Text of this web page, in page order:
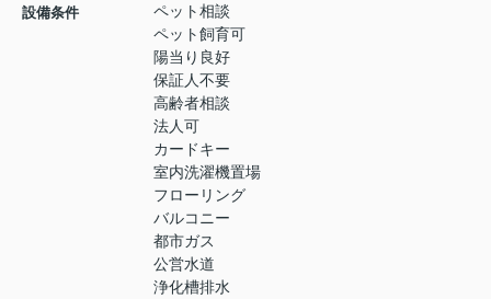
設備条件
ペット相談
ペット飼育可
陽当り良好
保証人不要
高齢者相談
法人可
カードキー
室内洗濯機置場
フローリング
バルコニー
都市ガス
公営水道
浄化槽排水